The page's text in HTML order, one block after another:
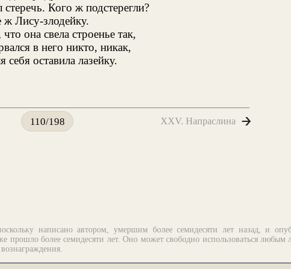
Кого ж подстерегли?
ж Лису-злодейку.
она свела строенье так,
в него никто, никак,
себя оставила лазейку.
110/198 XXV. Напраслина
написано автором, умершим более семидесяти лет назад, и
более семидесяти лет. Оно может свободно использоваться любым